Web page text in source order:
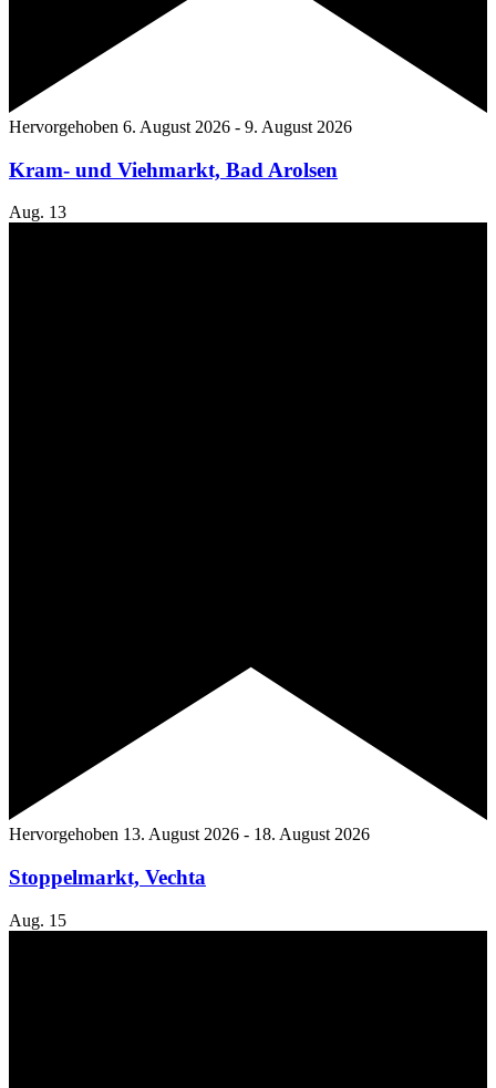
Hervorgehoben 6. August 2026 - 9. August 2026
Kram- und Viehmarkt, Bad Arolsen
Aug. 13
Hervorgehoben 13. August 2026 - 18. August 2026
Stoppelmarkt, Vechta
Aug. 15